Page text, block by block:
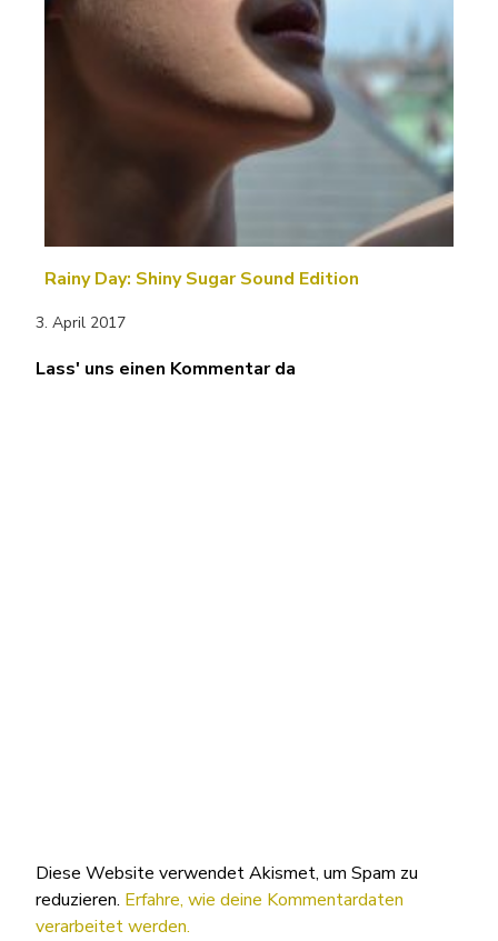
Rainy Day: Shiny Sugar Sound Edition
3. April 2017
Lass' uns einen Kommentar da
Diese Website verwendet Akismet, um Spam zu
reduzieren. Erfahre, wie deine Kommentardaten
verarbeitet werden.